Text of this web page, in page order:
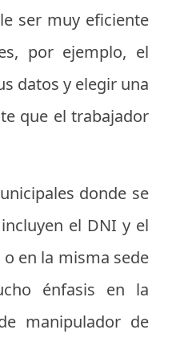
ser muy eficiente
por ejemplo, el
datos y elegir una
que el trabajador
donde se
el DNI y el
en la misma sede
énfasis en la
manipulador de